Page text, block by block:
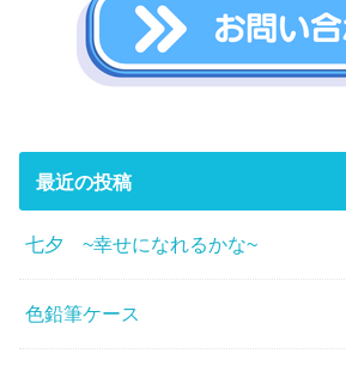
最近の投稿
七夕 ~幸せになれるかな~
色鉛筆ケース